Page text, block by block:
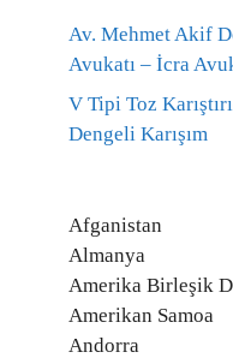
Av. Mehmet Akif
Avukatı – İcra
V Tipi Toz
Dengeli Karışım
Afganistan
Almanya
Amerika Birleşik
Amerikan Samoa
Andorra